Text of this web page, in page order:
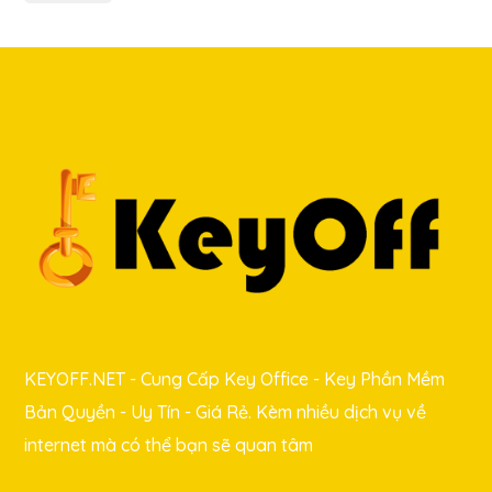
KEYOFF.NET - Cung Cấp Key Office - Key Phần Mềm
Bản Quyền - Uy Tín - Giá Rẻ. Kèm nhiều dịch vụ về
internet mà có thể bạn sẽ quan tâm